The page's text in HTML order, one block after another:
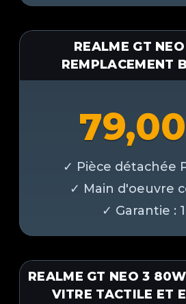
REALME GT
REMPLACEMENT
79,00
REALME GT NEO 3
VITRE TACTILE ET